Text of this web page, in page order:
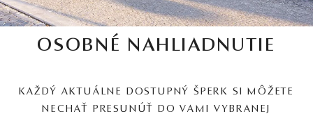
OSOBNÉ NAHLIADNUTIE
KAŽDÝ AKTUÁLNE DOSTUPNÝ ŠPERK SI MÔŽETE
NECHAŤ PRESUNÚŤ DO VAMI VYBRANEJ